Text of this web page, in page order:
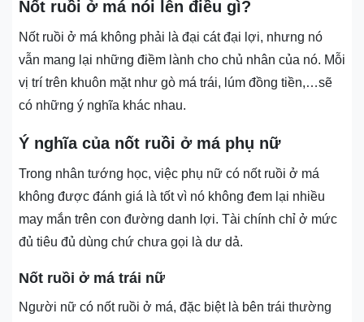
Nốt ruồi ở má nói lên điều gì?
Nốt ruồi ở má không phải là đại cát đại lợi, nhưng nó
vẫn mang lại những điềm lành cho chủ nhân của nó. Mỗi
vị trí trên khuôn mặt như gò má trái, lúm đồng tiền,…sẽ
có những ý nghĩa khác nhau.
Ý nghĩa của nốt ruồi ở má phụ nữ
Trong nhân tướng học, việc phụ nữ có nốt ruồi ở má
không được đánh giá là tốt vì nó không đem lại nhiều
may mắn trên con đường danh lợi. Tài chính chỉ ở mức
đủ tiêu đủ dùng chứ chưa gọi là dư dả.
Nốt ruồi ở má trái nữ
Người nữ có nốt ruồi ở má, đặc biệt là bên trái thường